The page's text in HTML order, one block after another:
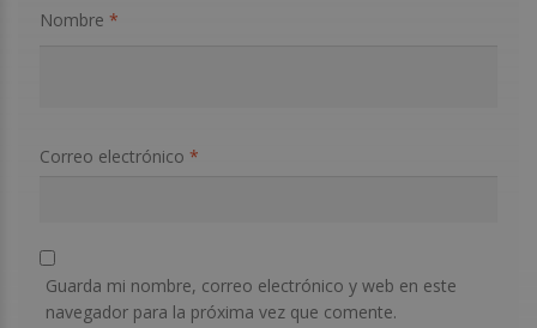
Nombre *
Correo electrónico *
Guarda mi nombre, correo electrónico y web en este
navegador para la próxima vez que comente.